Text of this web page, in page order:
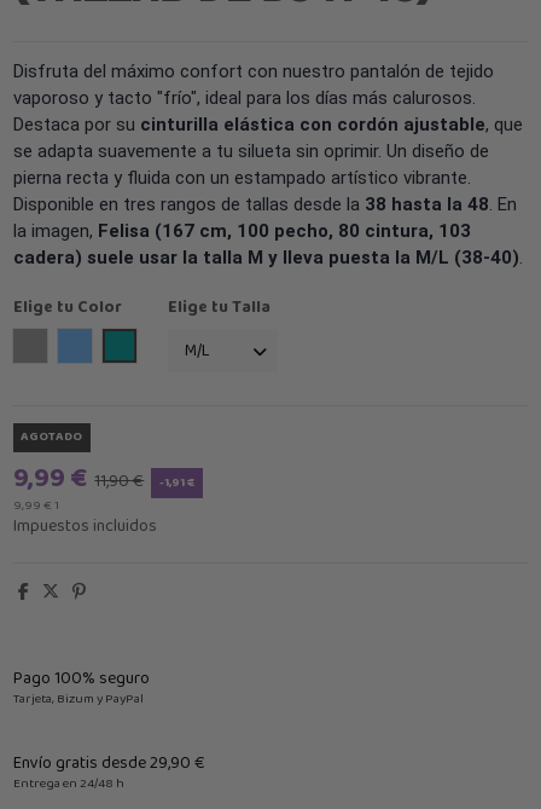
Disfruta del máximo confort con nuestro pantalón de tejido
vaporoso y tacto "frío", ideal para los días más calurosos.
Destaca por su cinturilla elástica con cordón ajustable, que
se adapta suavemente a tu silueta sin oprimir. Un diseño de
pierna recta y fluida con un estampado artístico vibrante.
Disponible en tres rangos de tallas desde la 38 hasta la 48. En
la imagen, Felisa (167 cm, 100 pecho, 80 cintura, 103
cadera) suele usar la talla M y lleva puesta la M/L (38-40).
Elige tu Color
Elige tu Talla
AGOTADO
9,99 € 11,90 € -1,91 €
9,99 € 1
Impuestos incluidos
Pago 100% seguro
Tarjeta, Bizum y PayPal
Envío gratis desde 29,90 €
Entrega en 24/48 h